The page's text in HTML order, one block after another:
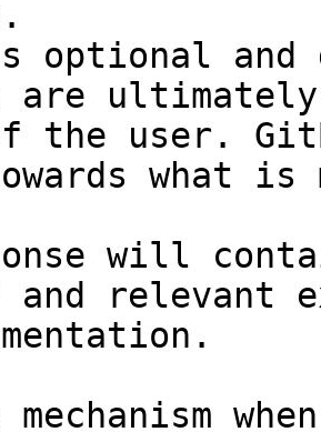
optional and
are
the user.
what
will
and relevant